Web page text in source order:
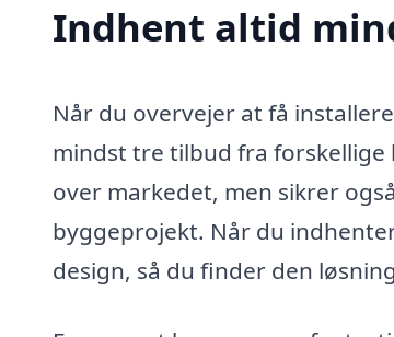
Indhent altid
Når du overvejer at få
mindst tre tilbud fra
over markedet, men sikrer
byggeprojekt. Når du
design, så du finder den